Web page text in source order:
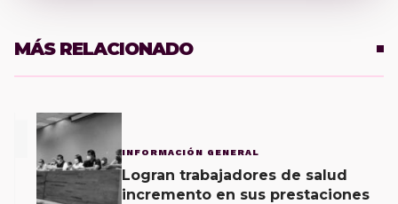
MÁS RELACIONADO
INFORMACIÓN GENERAL
Logran trabajadores de salud
incremento en sus prestaciones